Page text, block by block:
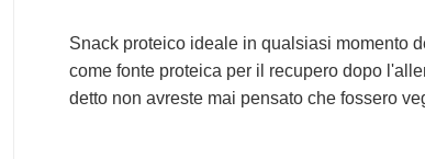
Snack proteico ideale in qualsiasi momento
come fonte proteica per il recupero dopo
detto non avreste mai pensato che fossero